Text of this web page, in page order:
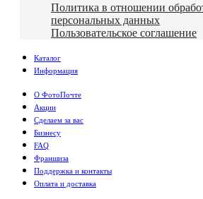
Политика в отношении
персональных данных
Пользовательское соглашение
Каталог
Информация
О ФотоПочте
Акции
Сделаем за вас
Бизнесу
FAQ
Франшиза
Поддержка и контакты
Оплата и доставка